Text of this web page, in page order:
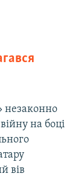
незаконно
на боці
вів